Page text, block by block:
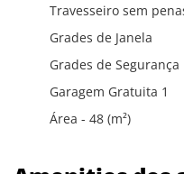
Travesseiro sem
Grades de Janela
Grades de Segurança
Garagem Gratuita 1
Área - 48 (m²)